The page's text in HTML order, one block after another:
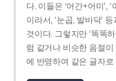
다. 이들은 ‘어간+어미’,
이라서, ‘눈곱, 발바닥’
것이다. 그렇지만 ‘똑똑
럼 같거나 비슷한 음절
에 반영하여 같은 글자로